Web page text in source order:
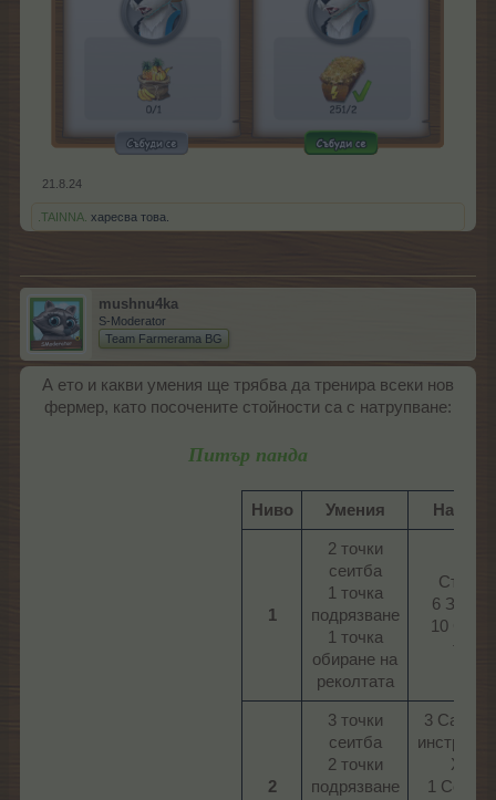
21.8.24
.TAINNA. харесва това.
mushnu4ka
S-Moderator
Team Farmerama BG
А ето и какви умения ще трябва да тренира всеки нов
фермер, като посочените стойности са с натрупване:
Питър панда
Ниво Умения
1
2 точки
сеитба
1 точка
подрязване
1 точка
обиране на
реколтата​
Стикер
6
10
тор​
2
3 точки
сеитба
2 точки
подрязване
3
XXL
1